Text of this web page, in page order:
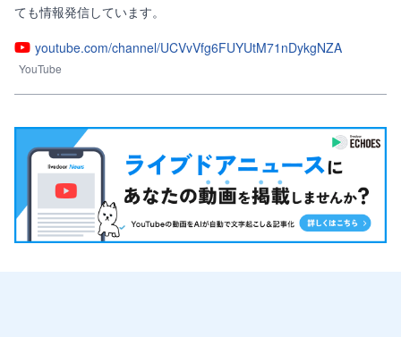
ても情報発信しています。
youtube.com/channel/UCVvVfg6FUYUtM71nDykgNZA
YouTube